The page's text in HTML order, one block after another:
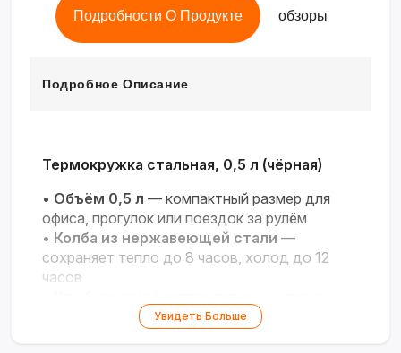
Подробности О Продукте обзоры
Подробное Описание
Термокружка стальная, 0,5 л (чёрная)
• Объём 0,5 л — компактный размер для
офиса, прогулок или поездок за рулём
• Колба из нержавеющей стали —
сохраняет тепло до 8 часов, холод до 12
часов
наливать напитки и мыть
Увидеть Больше